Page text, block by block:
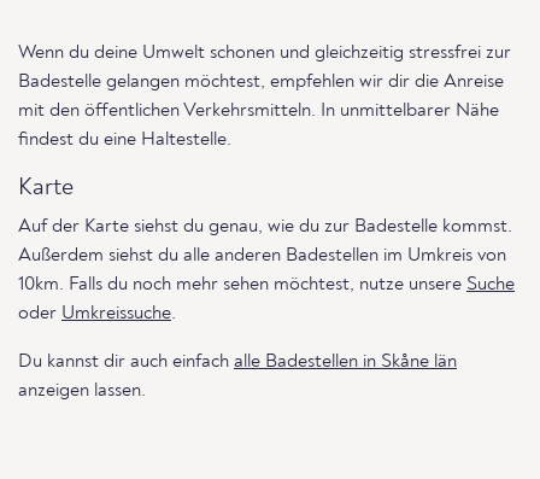
Wenn du deine Umwelt schonen und gleichzeitig stressfrei zur
Badestelle gelangen möchtest, empfehlen wir dir die Anreise
mit den öffentlichen Verkehrsmitteln. In unmittelbarer Nähe
findest du eine Haltestelle.
Karte
Auf der Karte siehst du genau, wie du zur Badestelle kommst.
Außerdem siehst du alle anderen Badestellen im Umkreis von
10km. Falls du noch mehr sehen möchtest, nutze unsere Suche
oder Umkreissuche.
Du kannst dir auch einfach alle Badestellen in Skåne län
anzeigen lassen.